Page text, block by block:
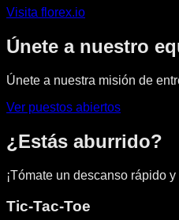
Visita florex.io
Únete a nuestro
Únete a nuestra misión de
Ver puestos abiertos
¿Estás aburrido?
¡Tómate un descanso rápido
Tic-Tac-Toe